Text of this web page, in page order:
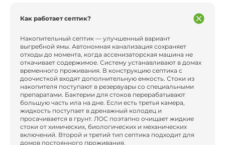
Как работает септик?
Накопительный септик — улучшенный вариант
выгребной ямы. Автономная канализация сохраняет
отходы до момента, когда ассенизаторская машина не
откачивает содержимое. Систему устанавливают в домах
временного проживания. В конструкцию септика с
доочисткой входят дополнительную емкость. Стоки из
накопителя поступают в резервуары со специальными
препаратами. Бактерии для стоков перерабатывают
большую часть ила на дне. Если есть третья камера,
жидкость поступает в дренажный колодец и
просачивается в грунт. ЛОС поэтапно очищает жидкие
стоки от химических, биологических и механических
включений. Второй и третий тип септика подходит для
домов постоянного проживания.